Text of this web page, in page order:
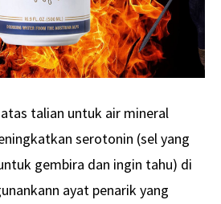
talian untuk air mineral
serotonin (sel yang
gembira dan ingin tahu) di
ayat penarik yang